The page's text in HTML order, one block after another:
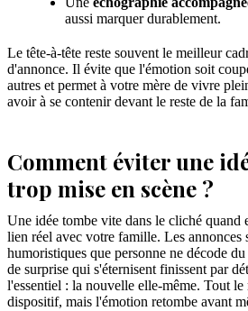
aussi marquer durablement.
Le tête-à-tête reste souvent le meilleur
d'annonce. Il évite que l'émotion soit
autres et permet à votre mère de vivre
avoir à se contenir devant le reste de la
Comment éviter une
trop mise en scène ?
Une idée tombe vite dans le cliché quand
lien réel avec votre famille. Les annonces
humoristiques que personne ne décode
de surprise qui s'éternisent finissent par
l'essentiel : la nouvelle elle-même. Tout le
dispositif, mais l'émotion retombe avant